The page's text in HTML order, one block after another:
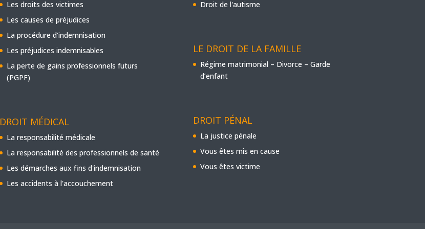
Les droits des victimes
Les causes de préjudices
La procédure d'indemnisation
Les préjudices indemnisables
La perte de gains professionnels futurs
(PGPF)
DROIT MÉDICAL
La responsabilité médicale
La responsabilité des professionnels de santé
Les démarches aux fins d'indemnisation
Les accidents à l'accouchement
Droit de l'autisme
LE DROIT DE LA FAMILLE
Régime matrimonial – Divorce – Garde
d’enfant
DROIT PÉNAL
La justice pénale
Vous êtes mis en cause
Vous êtes victime